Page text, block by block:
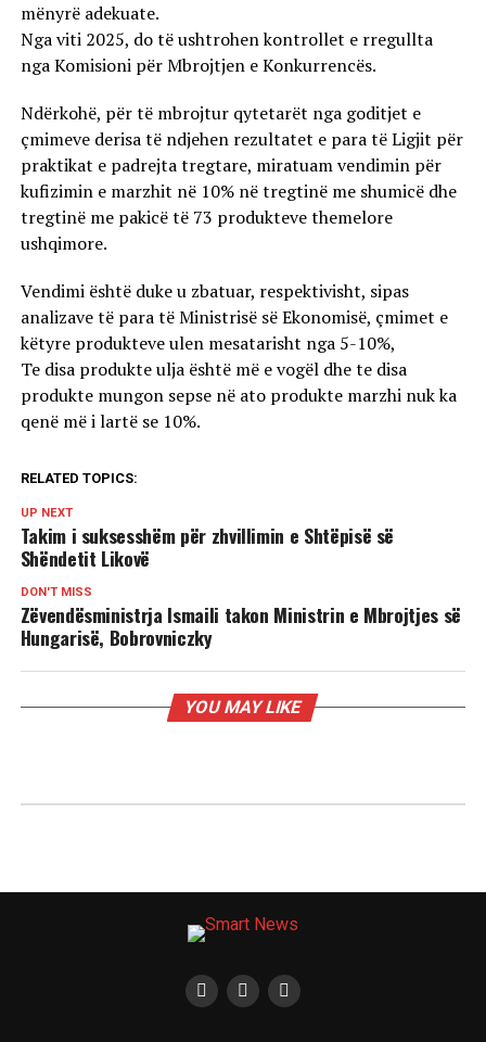
mënyrë adekuate.
Nga viti 2025, do të ushtrohen kontrollet e rregullta
nga Komisioni për Mbrojtjen e Konkurrencës.
Ndërkohë, për të mbrojtur qytetarët nga goditjet e
çmimeve derisa të ndjehen rezultatet e para të Ligjit për
praktikat e padrejta tregtare, miratuam vendimin për
kufizimin e marzhit në 10% në tregtinë me shumicë dhe
tregtinë me pakicë të 73 produkteve themelore
ushqimore.
Vendimi është duke u zbatuar, respektivisht, sipas
analizave të para të Ministrisë së Ekonomisë, çmimet e
këtyre produkteve ulen mesatarisht nga 5-10%,
Te disa produkte ulja është më e vogël dhe te disa
produkte mungon sepse në ato produkte marzhi nuk ka
qenë më i lartë se 10%.
RELATED TOPICS:
UP NEXT
Takim i suksesshëm për zhvillimin e Shtëpisë së
Shëndetit Likovë
DON'T MISS
Zëvendësministrja Ismaili takon Ministrin e Mbrojtjes së
Hungarisë, Bobrovniczky
YOU MAY LIKE